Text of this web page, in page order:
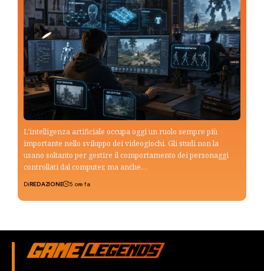
L'intelligenza artificiale occupa oggi un ruolo sempre più
importante nello sviluppo dei videogiochi. Gli studi non la
usano soltanto per gestire il comportamento dei personaggi
controllati dal computer, ma anche…
DiREDAZIONE 5 ore fa